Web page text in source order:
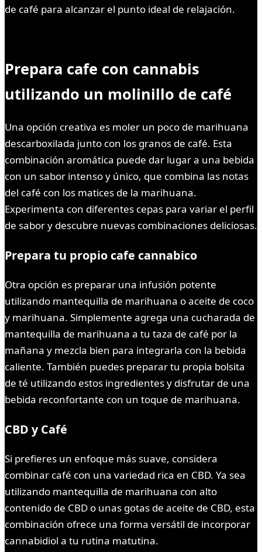
de café para alcanzar el punto ideal de relajación.
Prepara cafe con cannabis
utilizando un molinillo de café
Una opción creativa es moler un poco de marihuana
descarboxilada junto con los granos de café. Esta
combinación aromática puede dar lugar a una bebida
con un sabor intenso y único, que combina las notas
del café con los matices de la marihuana.
Experimenta con diferentes cepas para variar el perfil
de sabor y descubre nuevas combinaciones deliciosas.
Prepara tu propio cafe cannabico
Otra opción es preparar una infusión potente
utilizando mantequilla de marihuana o aceite de coco
y marihuana. Simplemente agrega una cucharada de
mantequilla de marihuana a tu taza de café por la
mañana y mezcla bien para integrarla con la bebida
caliente. También puedes preparar tu propia bolsita
de té utilizando estos ingredientes y disfrutar de una
bebida reconfortante con un toque de marihuana.
CBD y Café
Si prefieres un enfoque más suave, considera
combinar café con una variedad rica en CBD. Ya sea
utilizando mantequilla de marihuana con alto
contenido de CBD o unas gotas de aceite de CBD, esta
combinación ofrece una forma versátil de incorporar
cannabidiol a tu rutina matutina.